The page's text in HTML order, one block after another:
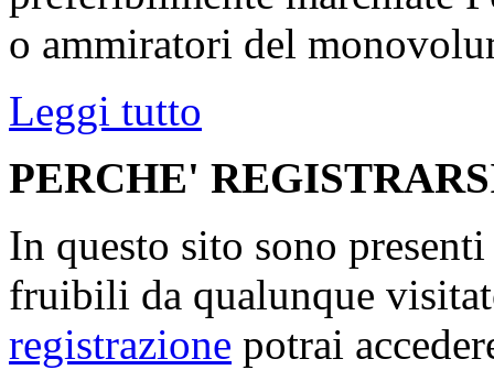
o ammiratori del
Leggi tutto
PERCHE'
In questo sito sono
fruibili da qualunque
registrazione potrai